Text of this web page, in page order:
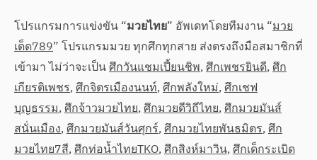
โปรแกรมการแข่งขัน “มวยไทย” อัพเดทโดยทีมงาน “มวย
เด็ด789” โปรแกรมมวย ทุกศึกทุกสาย ส่งตรงถึงมือสมาชิกที่
เข้ามา ไม่ว่าจะเป็นศึกวันแชมเปี้ยนชิพ,ศึกเพชรยินดี,ศึก
เกียรติเพชร,ศึกจิตรเมืองนนท์,ศึกพลังใหม่,ศึกเชฟ
บุญธรรม,ศึกจ้าวมวยไทย,ศึกมวยดีวิถีไทย,ศึกมวยมันส์
สนั่นเมือง,ศึกมวยมันส์วันศุกร์,ศึกมวยไทยพันธมิตร,ศึก
มวยไทย7สี,ศึกท่อน้ำไทยTKO,ศึกสิงห์มาวิน,ศึกเด็กระเบิด